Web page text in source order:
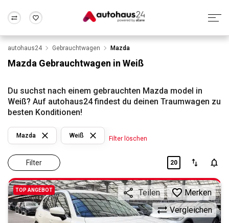
Wir bewerten dein Auto
Alle Fragen & Antworten
Rund um die Inzahlungnahme
Frankfurt Wuppertal
autohaus24 Gebrauchtwagen Mazda
Mazda Gebrauchtwagen in Weiß
Du suchst nach einem gebrauchten Mazda model in
Weiß? Auf autohaus24 findest du deinen Traumwagen zu
besten Konditionen!
Filter
Mazda Weiß Filter löschen
20
TOP ANGEBOT
Vergleichen
Teilen Merken